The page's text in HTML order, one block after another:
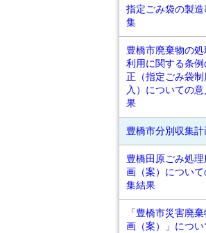
指定ごみ袋の製造
集
豊橋市廃棄物の
利用に関する条例
正（指定ごみ袋
入）についての
果
豊橋市分別収集計
豊橋田原ごみ処
画（案）について
集結果
「豊橋市災害廃
画（案）」につい